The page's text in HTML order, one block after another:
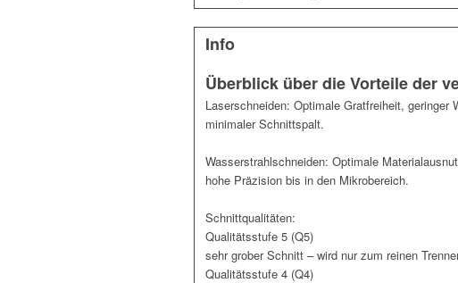
Info
Überblick über die Vorteile der
Laserschneiden: Optimale Gratfreiheit,
minimaler Schnittspalt.
Wasserstrahlschneiden: Optimale
hohe Präzision bis in den Mikrobereich.
Schnittqualitäten:
Qualitätsstufe 5 (Q5)
sehr grober Schnitt – wird nur zum reinen
Qualitätsstufe 4 (Q4)